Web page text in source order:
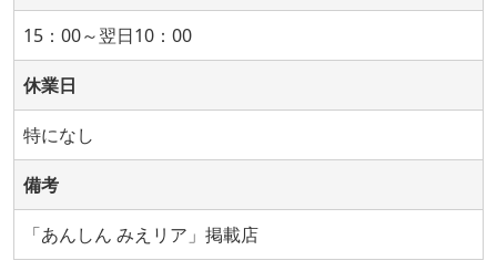
15：00～翌日10：00
休業日
特になし
備考
「あんしん みえリア」掲載店